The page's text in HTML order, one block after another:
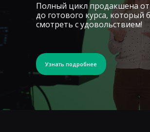
Полный цикл продакшена
до готового курса, который
смотреть с удовольствием!
Узнать подробнее